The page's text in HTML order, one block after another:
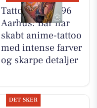
Tattoo Studio 96
Aarhus: Bar har
skabt anime-tattoo
med intense farver
og skarpe detaljer
DET SKER